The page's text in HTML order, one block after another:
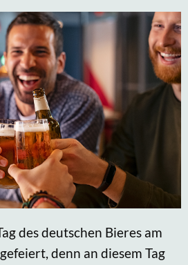
des deutschen Bieres am
denn an diesem Tag